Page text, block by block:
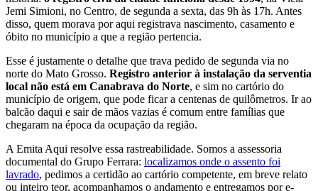
Jemi Simioni, no Centro, de segunda a sexta, das 9h às 17h. Antes
disso, quem morava por aqui registrava nascimento, casamento e
óbito no município a que a região pertencia.
Esse é justamente o detalhe que trava pedido de segunda via no
norte do Mato Grosso. Registro anterior à instalação da serventia
local não está em Canabrava do Norte, e sim no cartório do
município de origem, que pode ficar a centenas de quilômetros. Ir ao
balcão daqui e sair de mãos vazias é comum entre famílias que
chegaram na época da ocupação da região.
A Emita Aqui resolve essa rastreabilidade. Somos a assessoria
documental do Grupo Ferrara: localizamos onde o assento foi
lavrado, pedimos a certidão ao cartório competente, em breve relato
ou inteiro teor, acompanhamos o andamento e entregamos por e-